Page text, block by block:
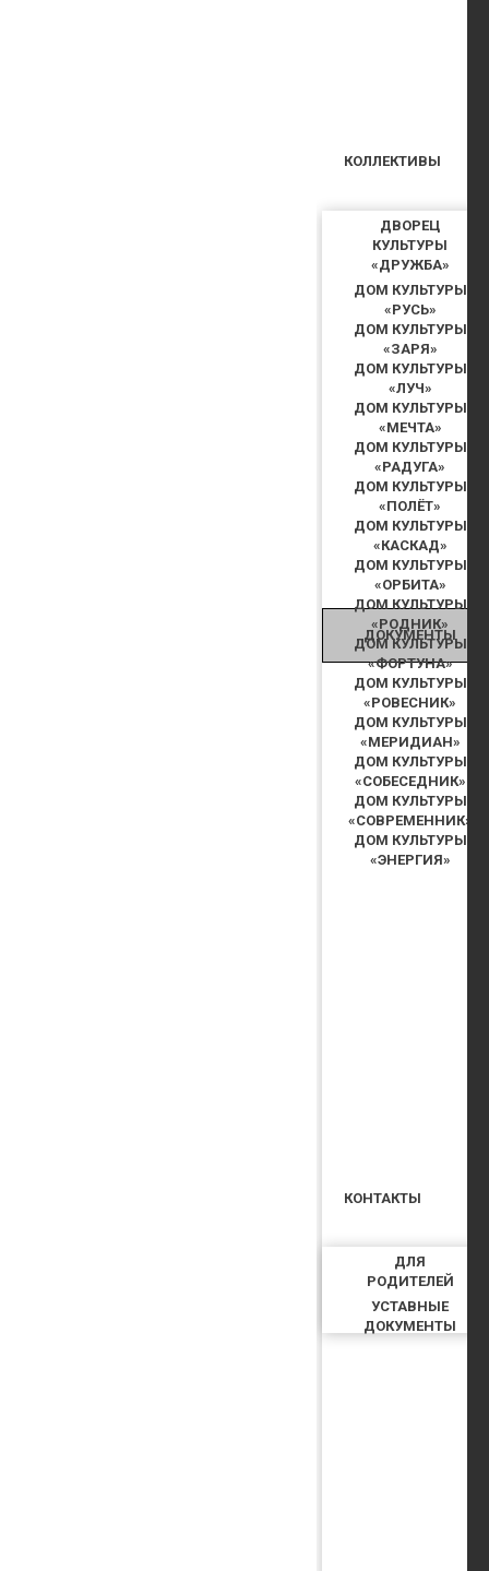
ДВОРЕЦ
КУЛЬТУРЫ
«ДРУЖБА»
ДОМ КУЛЬТУРЫ
«РУСЬ»
ДОМ КУЛЬТУРЫ
«ЗАРЯ»
ДОМ КУЛЬТУРЫ
«ЛУЧ»
ДОМ КУЛЬТУРЫ
«МЕЧТА»
ДОМ КУЛЬТУРЫ
«РАДУГА»
ДОМ КУЛЬТУРЫ
«ПОЛЁТ»
ДОМ КУЛЬТУРЫ
«КАСКАД»
ДОМ КУЛЬТУРЫ
«ОРБИТА»
ДОМ КУЛЬТУРЫ
«РОДНИК»
ДОМ КУЛЬТУРЫ
«ФОРТУНА»
ДОМ КУЛЬТУРЫ
«РОВЕСНИК»
ДОМ КУЛЬТУРЫ
«МЕРИДИАН»
ДОМ КУЛЬТУРЫ
«СОБЕСЕДНИК»
ДОМ КУЛЬТУРЫ
«СОВРЕМЕННИК»
ДОМ КУЛЬТУРЫ
«ЭНЕРГИЯ»
КОЛЛЕКТИВЫ
ДОКУМЕНТЫ
ДЛЯ
РОДИТЕЛЕЙ
УСТАВНЫЕ
ДОКУМЕНТЫ
КОНТАКТЫ